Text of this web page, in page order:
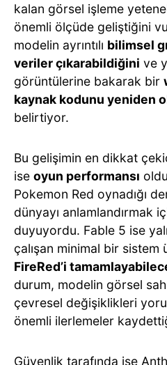
kalan görsel işleme
önemli ölçüde geliştiğini
modelin ayrıntılı bilimsel
veriler çıkarabildiğini ve
görüntülerine bakarak bir
kaynak kodunu yeniden
belirtiyor.
Bu gelişimin en dikkat
ise oyun performansı
Pokemon Red oynadığı
dünyayı anlamlandırmak
duyuyordu. Fable 5 ise
çalışan minimal bir sistem
FireRed’i
durum, modelin görsel
çevresel değişiklikleri
önemli ilerlemeler
Güvenlik tarafında ise